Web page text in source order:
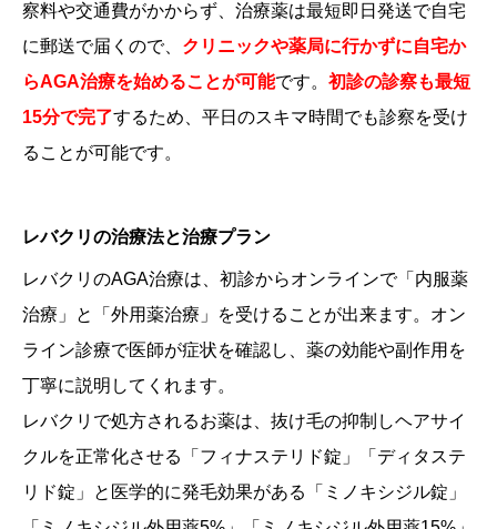
察料や交通費がかからず、治療薬は最短即日発送で自宅
に郵送で届くので、 クリニックや薬局に行かずに自宅か
らAGA治療を始めることが可能です。 初診の診察も最短
15分で完了するため、平日のスキマ時間でも診察を受け
ることが可能です。
レバクリの治療法と治療プラン
レバクリのAGA治療は、初診からオンラインで「内服薬
治療」と「外用薬治療」を受けることが出来ます。オン
ライン診療で医師が症状を確認し、薬の効能や副作用を
丁寧に説明してくれます。
レバクリで処方されるお薬は、抜け毛の抑制しヘアサイ
クルを正常化させる「フィナステリド錠」「ディタステ
リド錠」と医学的に発毛効果がある「ミノキシジル錠」